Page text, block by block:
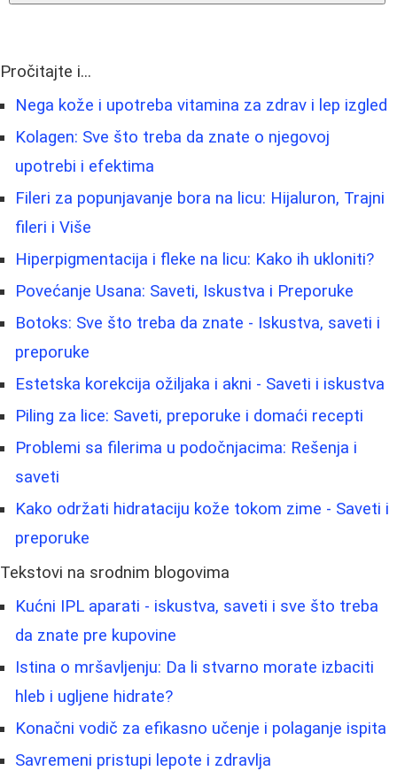
Pročitajte i...
Nega kože i upotreba vitamina za zdrav i lep izgled
Kolagen: Sve što treba da znate o njegovoj
upotrebi i efektima
Fileri za popunjavanje bora na licu: Hijaluron, Trajni
fileri i Više
Hiperpigmentacija i fleke na licu: Kako ih ukloniti?
Povećanje Usana: Saveti, Iskustva i Preporuke
Botoks: Sve što treba da znate - Iskustva, saveti i
preporuke
Estetska korekcija ožiljaka i akni - Saveti i iskustva
Piling za lice: Saveti, preporuke i domaći recepti
Problemi sa filerima u podočnjacima: Rešenja i
saveti
Kako održati hidrataciju kože tokom zime - Saveti i
preporuke
Tekstovi na srodnim blogovima
Kućni IPL aparati - iskustva, saveti i sve što treba
da znate pre kupovine
Istina o mršavljenju: Da li stvarno morate izbaciti
hleb i ugljene hidrate?
Konačni vodič za efikasno učenje i polaganje ispita
Savremeni pristupi lepote i zdravlja